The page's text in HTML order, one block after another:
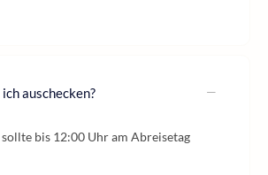
auschecken?
bis 12:00 Uhr am Abreisetag